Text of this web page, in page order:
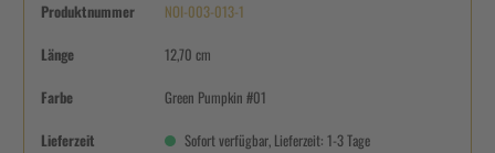
Produktnummer NOI-003-013-1
Länge 12,70 cm
Farbe Green Pumpkin #01
Lieferzeit Sofort verfügbar, Lieferzeit: 1-3 Tage